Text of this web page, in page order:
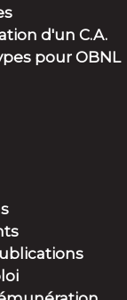
d'un C.A.
pour OBNL